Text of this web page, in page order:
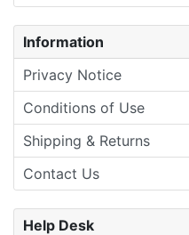
Information
Privacy Notice
Conditions of Use
Shipping & Returns
Contact Us
Help Desk